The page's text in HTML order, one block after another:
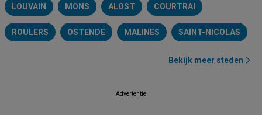
LOUVAIN MONS ALOST COURTRAI
ROULERS OSTENDE MALINES SAINT-NICOLAS
Bekijk meer steden
Advertentie